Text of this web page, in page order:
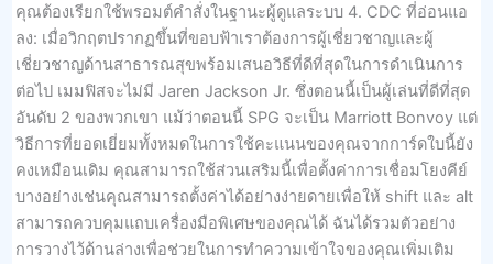
คุณต้องเรียกใช้พรอมต์คำสั่งในฐานะผู้ดูแลระบบ 4. CDC ที่อ่อนแอ
ลง: เมื่อวิกฤตปรากฏขึ้นที่ขอบฟ้าเราต้องการผู้เชี่ยวชาญและผู้
เชี่ยวชาญด้านสาธารณสุขพร้อมเสนอวิธีที่ดีที่สุดในการดำเนินการ
ต่อไป เมมฟิสจะไม่มี Jaren Jackson Jr. ซึ่งตอนนี้เป็นผู้เล่นที่ดีที่สุด
อันดับ 2 ของพวกเขา แม้ว่าตอนนี้ SPG จะเป็น Marriott Bonvoy แต่
วิธีการที่ยอดเยี่ยมทั้งหมดในการใช้คะแนนของคุณจากการ์ดใบนี้ยัง
คงเหมือนเดิม คุณสามารถใช้ส่วนเสริมนี้เพื่อตั้งค่าการเชื่อมโยงคีย์
บางอย่างเช่นคุณสามารถตั้งค่าได้อย่างง่ายดายเพื่อให้ shift และ alt
สามารถควบคุมแถบเครื่องมือพิเศษของคุณได้ ฉันได้รวมตัวอย่าง
การวางไว้ด้านล่างเพื่อช่วยในการทำความเข้าใจของคุณเพิ่มเติม